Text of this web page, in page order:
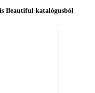
Beautiful katalógusból